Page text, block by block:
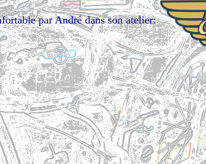
par André dans son atelier: